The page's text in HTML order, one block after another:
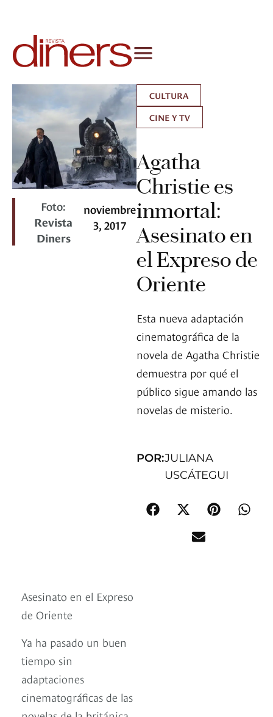
Foto:
Revista
Diners
noviembre
3, 2017
CULTURA
CINE Y TV
Agatha
Christie es
inmortal:
Asesinato en
el Expreso de
Oriente
Esta nueva adaptación
cinematográfica de la
novela de Agatha Christie
demuestra por qué el
público sigue amando las
novelas de misterio.
POR:JULIANA
USCÁTEGUI
Asesinato en el Expreso
de Oriente
Ya ha pasado un buen
tiempo sin
adaptaciones
cinematográficas de las